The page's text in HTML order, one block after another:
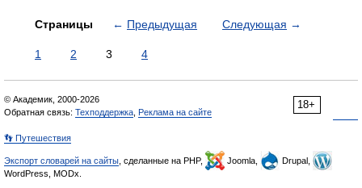
Страницы ← Предыдущая Следующая →
1 2 3 4
18+
© Академик, 2000-2026
Обратная связь: Техподдержка Реклама на сайте
👣 Путешествия
Экспорт словарей на сайты , сделанные на PHP, Joomla,
Drupal,
WordPress, MODx.